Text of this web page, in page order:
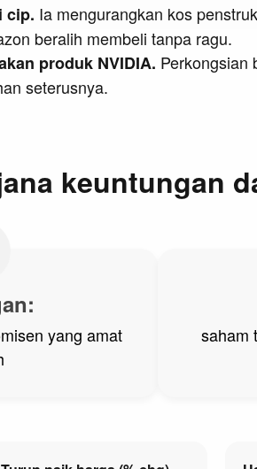
cip. Ia mengurangkan kos
beralih membeli tanpa ragu.
produk NVIDIA. Perkongsian
seterusnya.
keuntungan
yang amat
saham